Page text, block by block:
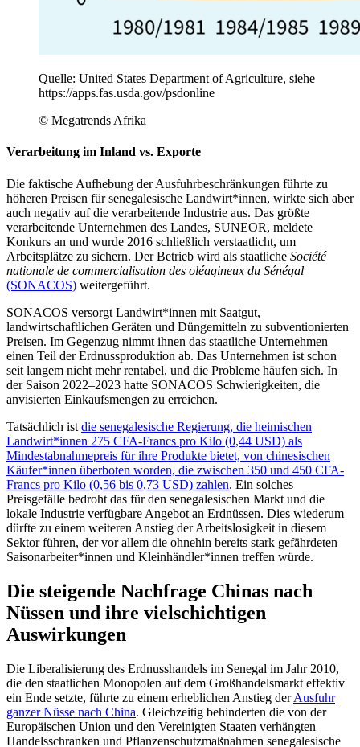
Quelle: United States Department of Agriculture, siehe
https://apps.fas.usda.gov/psdonline
© Megatrends Afrika
Verarbeitung im Inland vs. Exporte
Die faktische Aufhebung der Ausfuhrbeschränkungen führte zu
höheren Preisen für senegalesische Landwirt*innen, wirkte sich aber
auch negativ auf die verarbeitende Industrie aus. Das größte
verarbeitende Unternehmen des Landes, SUNEOR, meldete
Konkurs an und wurde 2016 schließlich verstaatlicht, um
Arbeitsplätze zu sichern. Der Betrieb wird als staatliche Société
nationale de commercialisation des oléagineux du Sénégal
(SONACOS) weitergeführt.
SONACOS versorgt Landwirt*innen mit Saatgut,
landwirtschaftlichen Geräten und Düngemitteln zu subventionierten
Preisen. Im Gegenzug nimmt ihnen das staatliche Unternehmen
einen Teil der Erdnussproduktion ab. Das Unternehmen ist schon
seit langem nicht mehr rentabel, und die Probleme häufen sich. In
der Saison 2022–2023 hatte SONACOS Schwierigkeiten, die
anvisierten Einkaufsmengen zu erreichen.
Tatsächlich ist die senegalesische Regierung, die heimischen
Landwirt*innen 275 CFA-Francs pro Kilo (0,44 USD) als
Mindestabnahmepreis für ihre Produkte bietet, von chinesischen
Käufer*innen überboten worden, die zwischen 350 und 450 CFA-
Francs pro Kilo (0,56 bis 0,73 USD) zahlen. Ein solches
Preisgefälle bedroht das für den senegalesischen Markt und die
lokale Industrie verfügbare Angebot an Erdnüssen. Dies wiederum
dürfte zu einem weiteren Anstieg der Arbeitslosigkeit in diesem
Sektor führen, der vor allem die ohnehin bereits stark gefährdeten
Saisonarbeiter*innen und Kleinhändler*innen treffen würde.
Die steigende Nachfrage Chinas nach
Nüssen und ihre vielschichtigen
Auswirkungen
Die Liberalisierung des Erdnusshandels im Senegal im Jahr 2010,
die den staatlichen Monopolen auf dem Großhandelsmarkt effektiv
ein Ende setzte, führte zu einem erheblichen Anstieg derAusfuhr
ganzer Nüsse nach China. Gleichzeitig behinderten die von der
Europäischen Union und den Vereinigten Staaten verhängten
Handelsschranken und Pflanzenschutzmaßnahmen senegalesische